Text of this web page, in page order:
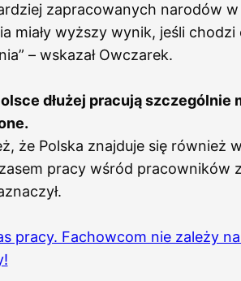
zapracowanych narodów
miały wyższy wynik, jeśli
– wskazał Owczarek.
dłużej pracują szczególnie
że Polska znajduje się również
pracy wśród pracowników
pracy. Fachowcom nie zależy